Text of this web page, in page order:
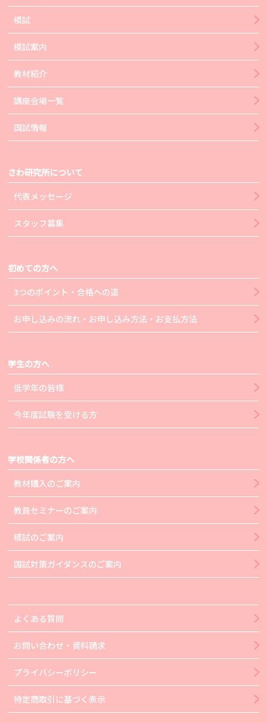
模試
模試案内
教材紹介
講座会場一覧
国試情報
さわ研究所について
代表メッセージ
スタッフ募集
初めての方へ
3つのポイント・合格への道
お申し込みの流れ・お申し込み方法・お支払方法
学生の方へ
低学年の皆様
今年度試験を受ける方
学校関係者の方へ
教材購入のご案内
教員セミナーのご案内
模試のご案内
国試対策ガイダンスのご案内
よくある質問
お問い合わせ・資料請求
プライバシーポリシー
特定商取引に基づく表示